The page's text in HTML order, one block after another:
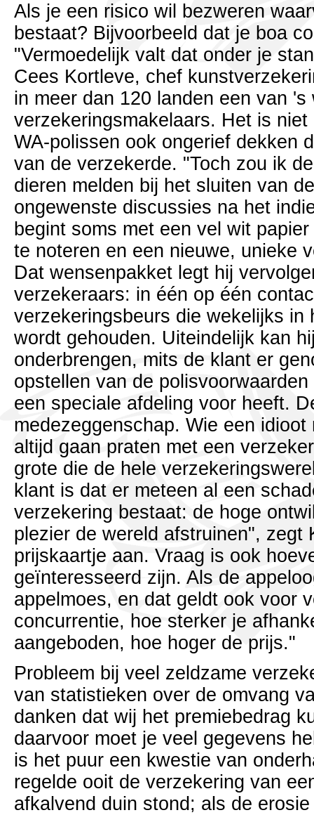
Als je een risico wil bezweren
bestaat? Bijvoorbeeld dat je boa
"Vermoedelijk valt dat onder je
Cees Kortleve, chef
in meer dan 120 landen een van
verzekeringsmakelaars. Het is
WA-polissen ook ongerief dekken
van de verzekerde. "Toch zou ik
dieren melden bij het sluiten van
ongewenste discussies na het
begint soms met een vel wit
te noteren en een nieuwe, unieke
Dat wensenpakket legt hij
verzekeraars: in één op één
verzekeringsbeurs die wekelijks in
wordt gehouden. Uiteindelijk kan
onderbrengen, mits de klant er
opstellen van de
een speciale afdeling voor heeft.
medezeggenschap. Wie een
altijd gaan praten met een
grote die de hele
klant is dat er meteen al een
verzekering bestaat: de hoge
plezier de wereld afstruinen", zegt
prijskaartje aan. Vraag is ook
geïnteresseerd zijn. Als de
appelmoes, en dat geldt ook voor
concurrentie, hoe sterker je
aangeboden, hoe hoger de prijs."
Probleem bij veel zeldzame
van statistieken over de omvang
danken dat wij het premiebedrag
daarvoor moet je veel gegevens
is het puur een kwestie van
regelde ooit de verzekering van
afkalvend duin stond; als de